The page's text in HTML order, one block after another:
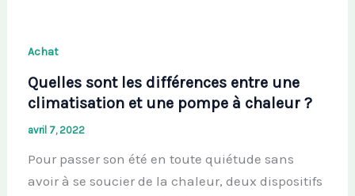
Achat
Quelles sont les différences entre une
climatisation et une pompe à chaleur ?
avril 7, 2022
Pour passer son été en toute quiétude sans
avoir à se soucier de la chaleur, deux dispositifs